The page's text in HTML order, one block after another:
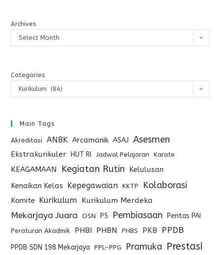
Archives
Select Month
Categories
Kurikulum (84)
Main Tags
Akreditasi ANBK Arcamanik ASAJ Asesmen
Ekstrakurikuler HUT RI Jadwal Pelajaran Karate
KEAGAMAAN Kegiatan Rutin
Kelulusan
Kenaikan Kelas
Kepegawaian KKTP Kolaborasi
Komite Kurikulum Kurikulum Merdeka
Mekarjaya Juara OSN P5 Pembiasaan Pentas PAI
Peraturan Akadmik PHBI PHBN PHBS PKB PPDB
PPDB SDN 198 Mekarjaya PPL-PPG Pramuka Prestasi